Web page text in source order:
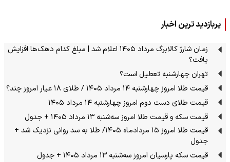
پربازدید ترین اخبار
زمان شارژ کالابرگ مرداد ۱۴۰۵ اعلام شد | مبلغ کدام دهک‌ها افزایش
یافت؟
تهران چهارشنبه تعطیل است؟
قیمت طلا امروز چهارشنبه ۱۴ مرداد ۱۴۰۵ / طلای ۱۸ عیار امروز چند؟
قیمت طلای دست دوم امروز چهارشنبه ۱۴ مرداد ۱۴۰۵
قیمت سکه و قیمت طلا امروز سه‌شنبه ۱۳ مرداد ۱۴۰۵ + جدول
قیمت طلا امروز ۱۵ مردادماه ۱۴۰۵/ طلا به سد روانی نزدیک شد +
جدول
قیمت سکه پارسیان امروز سه‌شنبه ۱۳ مرداد ۱۴۰۵ + جدول